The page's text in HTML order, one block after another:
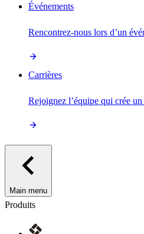
Événements
Rencontrez-nous lors d’un
Carrières
Rejoignez l’équipe qui crée
Main menu
Produits